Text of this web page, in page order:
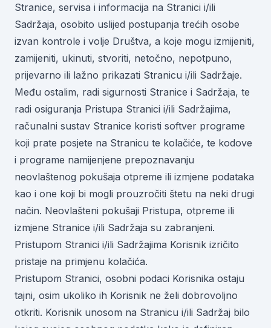
Stranice, servisa i informacija na Stranici i/ili
Sadržaja, osobito uslijed postupanja trećih osobe
izvan kontrole i volje Društva, a koje mogu izmijeniti,
zamijeniti, ukinuti, stvoriti, netočno, nepotpuno,
prijevarno ili lažno prikazati Stranicu i/ili Sadržaje.
Među ostalim, radi sigurnosti Stranice i Sadržaja, te
radi osiguranja Pristupa Stranici i/ili Sadržajima,
računalni sustav Stranice koristi softver programe
koji prate posjete na Stranicu te kolačiće, te kodove
i programe namijenjene prepoznavanju
neovlaštenog pokušaja otpreme ili izmjene podataka
kao i one koji bi mogli prouzročiti štetu na neki drugi
način. Neovlašteni pokušaji Pristupa, otpreme ili
izmjene Stranice i/ili Sadržaja su zabranjeni.
Pristupom Stranici i/ili Sadržajima Korisnik izričito
pristaje na primjenu kolačića.
Pristupom Stranici, osobni podaci Korisnika ostaju
tajni, osim ukoliko ih Korisnik ne želi dobrovoljno
otkriti. Korisnik unosom na Stranicu i/ili Sadržaj bilo